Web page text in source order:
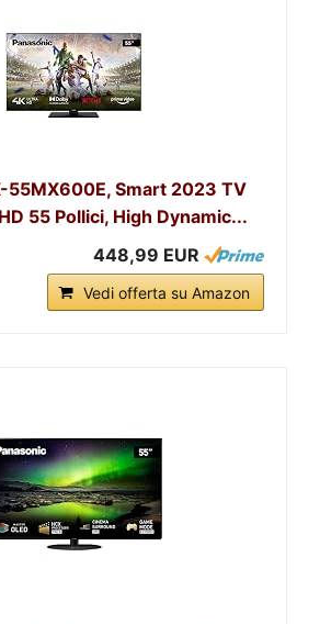
55MX600E, Smart 2023 TV
55 Pollici, High Dynamic...
448,99 EUR
Vedi offerta su Amazon